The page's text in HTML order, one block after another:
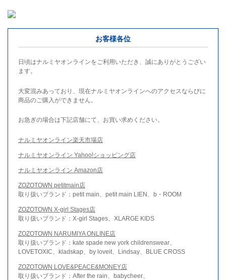
お客様各位
日頃はナルミヤオンラインをご利用いただき、誠にありがとうござい
ます。
大変混みあっており、現在ナルミヤオンラインへのアクセスならびに
商品のご購入ができません。
お急ぎの場合は下記店舗にて、お買い求めください。
ナルミヤオンライン楽天市場店
ナルミヤオンライン Yahoo!ショッピング店
ナルミヤオンライン Amazon店
ZOZOTOWN petitmain店
取り扱いブランド：petit main、petit main LIEN、b・ROOM
ZOZOTOWN X-girl Stages店
取り扱いブランド：X-girl Stages、XLARGE KIDS
ZOZOTOWN NARUMIYA ONLINE店
取り扱いブランド：kate spade new york childrenswear、
LOVETOXIC、kladskap、by loveit、Lindsay、BLUE CROSS
ZOZOTOWN LOVE&PEACE&MONEY店
取り扱いブランド：After the rain、babycheer、